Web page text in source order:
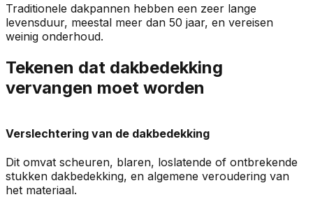
Traditionele dakpannen hebben een zeer lange
levensduur, meestal meer dan 50 jaar, en vereisen
weinig onderhoud.
Tekenen dat dakbedekking
vervangen moet worden
Verslechtering van de dakbedekking
Dit omvat scheuren, blaren, loslatende of ontbrekende
stukken dakbedekking, en algemene veroudering van
het materiaal.